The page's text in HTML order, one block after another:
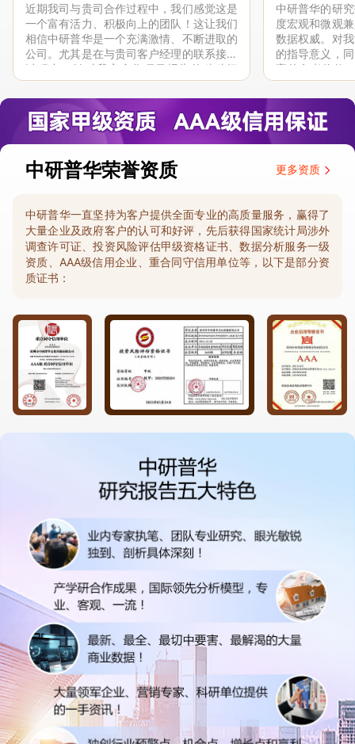
近期我司与贵司合作过程中，我们感觉这是
一个富有活力、积极向上的团队！这让我们
相信中研普华是一个充满激情、不断进取的
公司。尤其是在与贵司客户经理的联系接洽
过程中，针对我方合作项目报告的种种细
节，及时细致缜密地协助与项目部沟通、探
讨和完善...
中研普华的研
度宏观和微观
数据权威。对
的指导意义，
高的参考价值
体化”服务和行
司继续...
中研普华荣誉资质 更多资质
中研普华一直坚持为客户提供全面专业的高质量服务，赢得了
大量企业及政府客户的认可和好评，先后获得国家统计局涉外
调查许可证、投资风险评估甲级资格证书、数据分析服务一级
资质、AAA级信用企业、重合同守信用单位等，以下是部分资
质证书：